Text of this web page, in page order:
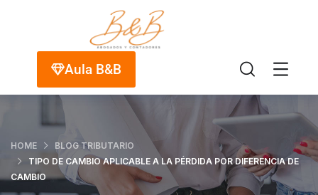
Aula B&B
HOME
BLOG TRIBUTARIO
TIPO DE CAMBIO APLICABLE A LA PÉRDIDA POR DIFERENCIA DE
CAMBIO